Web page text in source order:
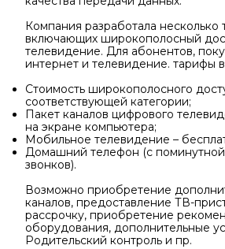
Компания разработала несколько
включающих широкополосный
телевидение. Для абонентов,
интернет и телевидение. тарифы
Стоимость широкополосного
соответствующей категории;
Пакет каналов цифрового
на экране компьютера;
Мобильное телевидение –
Домашний телефон (с
звонков).
Возможно приобретение
каналов, предоставление ТВ-
рассрочку, приобретение
оборудования, дополнительные
Родительский контроль и пр.